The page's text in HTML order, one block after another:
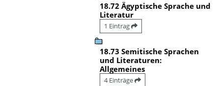
18.72 Ägyptische Sprache und
Literatur
1 Eintrag
18.73 Semitische Sprachen
und Literaturen:
Allgemeines
4 Einträge